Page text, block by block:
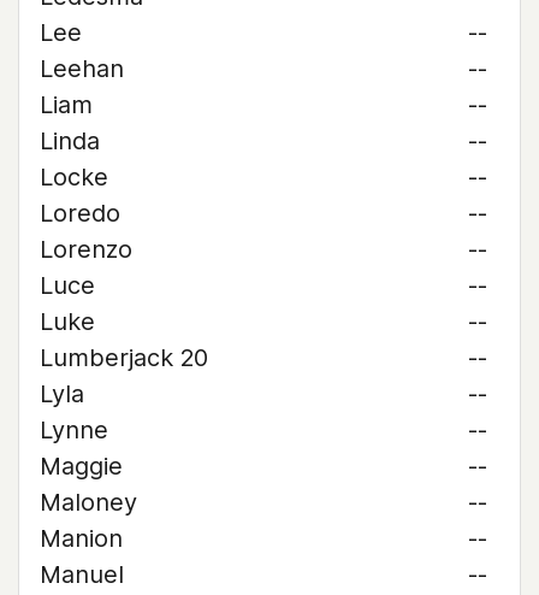
Lee
--
Leehan
--
Liam
--
Linda
--
Locke
--
Loredo
--
Lorenzo
--
Luce
--
Luke
--
Lumberjack 20
--
Lyla
--
Lynne
--
Maggie
--
Maloney
--
Manion
--
Manuel
--